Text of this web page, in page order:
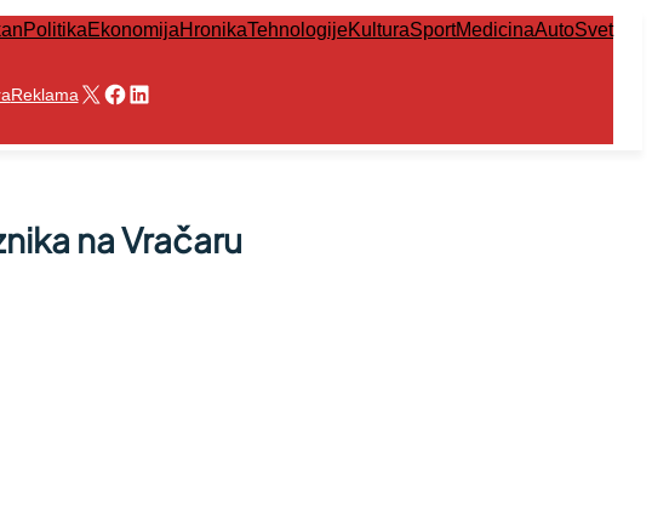
PolitikaEkonomijaHronikaTehnologijeKulturaSportMedicinaAutoSvet
ReklamaX Facebook
LinkedIn
na Vračaru